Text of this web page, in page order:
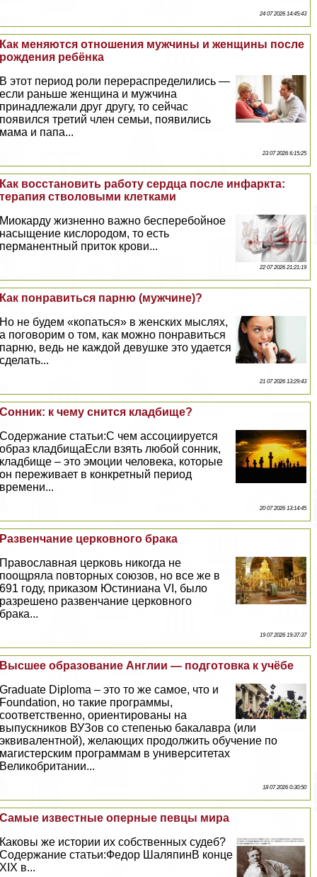
24 07 2026 14:45:43
Как меняются отношения мужчины и женщины после
рождения ребёнка
В этот период роли перераспределились —
если раньше женщина и мужчина
принадлежали друг другу, то сейчас
появился третий члeн семьи, появились
мама и папа...
23 07 2026 6:15:25
Как восстановить работу сердца после инфаркта:
терапия стволовыми клетками
Миокарду жизненно важно бесперебойное
насыщение кислородом, то есть
перманентный приток крови...
22 07 2026 21:21:19
Как понравиться парню (мужчине)?
Но не будем «копаться» в женских мыслях,
а поговорим о том, как можно понравиться
парню, ведь не каждой дeвyшке это удается
сделать...
21 07 2026 13:29:43
Сонник: к чему снится кладбище?
Содержание статьи:С чем ассоциируется
образ кладбищаЕсли взять любой сонник,
кладбище – это эмоции человека, которые
он переживает в конкретный период
времени...
20 07 2026 13:14:45
Развенчание церковного бpaка
Православная церковь никогда не
поощряла повторных союзов, но все же в
691 году, приказом Юстиниана VI, было
разрешено развенчание церковного
бpaка...
19 07 2026 19:37:37
Высшее образование Англии — подготовка к учёбе
Graduate Diploma – это то же самое, что и
Foundation, но такие программы,
соответственно, ориентированы на
выпускников ВУЗов со степенью бакалавра (или
эквивалентной), желающих продолжить обучение по
магистерским программам в университетах
Великобритании...
18 07 2026 0:30:50
Самые известные оперные певцы мира
Каковы же истории их собственных судеб?
Содержание статьи:Федор ШаляпинВ конце
XIX в...